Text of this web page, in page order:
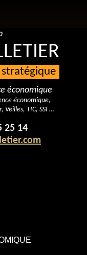
économique
économique,
Veilles, TIC, SSI …
25 14